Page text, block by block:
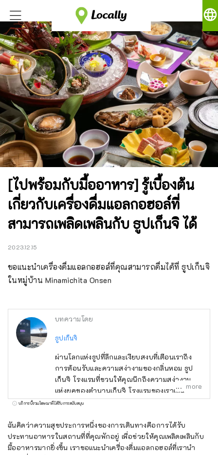
language
[ไปพร้อมกับมื้ออาหาร] รู้เบื้องต้น
เกี่ยวกับเครื่องดื่มแอลกอฮอล์ที่
สามารถเพลิดเพลินกับ ธูปเก็นจิ ได้
2023.12.15
ขอแนะนำเครื่องดื่มแอลกอฮอล์ที่คุณสามารถดื่มได้ที่ ธูปเก็นจิ
ในหมู่บ้าน Minamichita Onsen
บทความโดย
ธูปเก็นจิ
ผ่านโลกแห่งธูปที่ลึกและเงียบสงบที่เตือนเราถึง
การต้อนรับและความสง่างามของกลิ่นหอม ธูป
เก็นจิ โรงแรมที่ชวนให้คุณนึกถึงความสง่างาม
แห่งยุคของตำนานเก็นจิ โรงแรมของเราเป็น
โรงแรมสไตล์ญี่ปุ่นแห่งแรกในญี่ปุ่นที่ตกแต่งในธีม
สัมผัสได้ถึงความสบายของธูปทุกที่ในห้องของ
คุณและทั่วทั้งโรงแรม
more
บริการนี้รวมโฆษณาที่ได้รับการสนับสนุน
ฉันคิดว่าความสุขประการหนึ่งของการเดินทางคือการได้รับ
ประทานอาหารในสถานที่ที่คุณพักอยู่ เพื่อช่วยให้คุณเพลิดเพลินกับ
มื้ออาหารมากยิ่งขึ้น เราขอแนะนำเครื่องดื่มแอลกอฮอล์ที่เรานำ